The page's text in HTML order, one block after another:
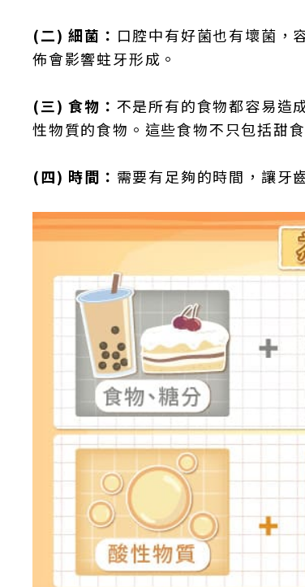
(二) 細菌： 口腔中有好菌也有壞菌，
佈會影響蛀牙形成。
(三) 食物： 不是所有的食物都容易造
性物質的食物。這些食物不只包括甜
(四) 時間： 需要有足夠的時間，讓牙